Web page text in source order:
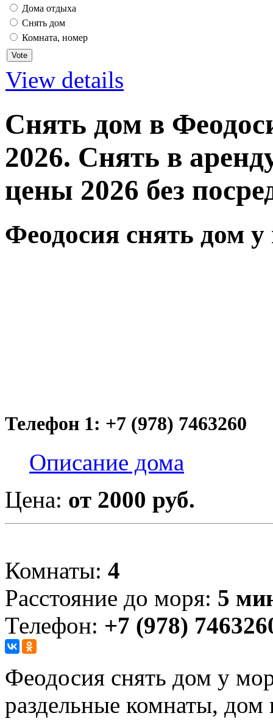
Дома отдыха
Снять дом
Комната, номер
View details
Снять дом в
2026. Снять в
цены 2026 без
Феодосия снять дом
Телефон 1: +7 (978) 7463260
Описание дома
Цена: от 2000 руб.
Комнаты: 4
Расстояние до моря: 5
Телефон: +7 (978)
Феодосия снять дом у
раздельные комнаты, дом